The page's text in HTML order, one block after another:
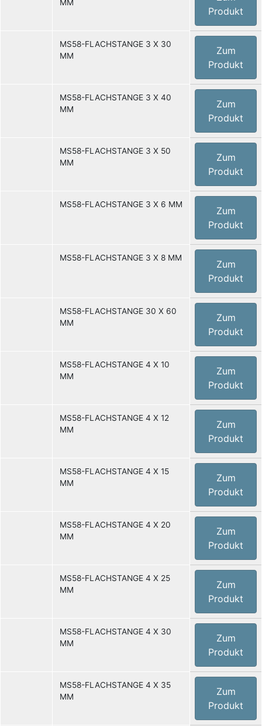
MM
Produkt
MS58-FLACHSTANGE 3 X 30
MM
Zum
Produkt
MS58-FLACHSTANGE 3 X 40
MM
Zum
Produkt
MS58-FLACHSTANGE 3 X 50
MM
Zum
Produkt
MS58-FLACHSTANGE 3 X 6 MM
Zum
Produkt
MS58-FLACHSTANGE 3 X 8 MM
Zum
Produkt
MS58-FLACHSTANGE 30 X 60
MM
Zum
Produkt
MS58-FLACHSTANGE 4 X 10
MM
Zum
Produkt
MS58-FLACHSTANGE 4 X 12
MM
Zum
Produkt
MS58-FLACHSTANGE 4 X 15
MM
Zum
Produkt
MS58-FLACHSTANGE 4 X 20
MM
Zum
Produkt
MS58-FLACHSTANGE 4 X 25
MM
Zum
Produkt
MS58-FLACHSTANGE 4 X 30
MM
Zum
Produkt
MS58-FLACHSTANGE 4 X 35
MM
Zum
Produkt